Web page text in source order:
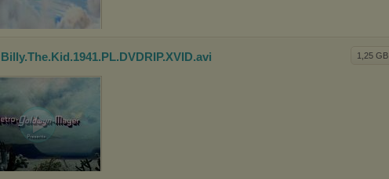
1,25 GB
Billy.The.Kid.1941.PL.DVDRIP.XVID.avi